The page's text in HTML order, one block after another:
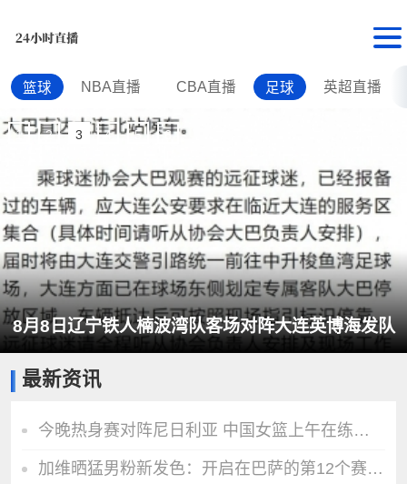
篮球 NBA直播 CBA直播 足球 英超直播
8月8日辽宁铁人楠波湾队客场对阵大连英博海发队
1 2 3 4 5 6
最新资讯
今晚热身赛对阵尼日利亚 中国女篮上午在练习移动中接球投三分
加维晒猛男粉新发色：开启在巴萨的第12个赛季，充满渴望和动力！